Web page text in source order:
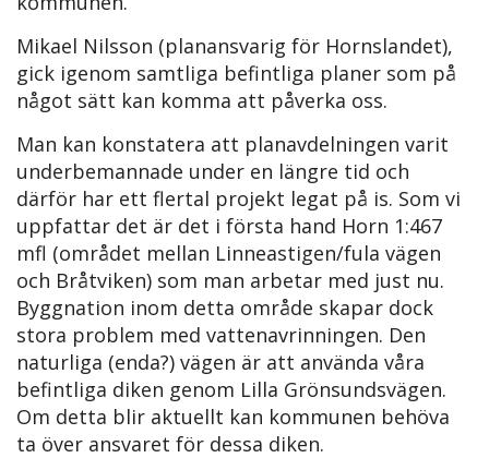
Mikael Nilsson (planansvarig för Hornslandet),
gick igenom samtliga befintliga planer som på
något sätt kan komma att påverka oss.
Man kan konstatera att planavdelningen varit
underbemannade under en längre tid och
därför har ett flertal projekt legat på is. Som vi
uppfattar det är det i första hand Horn 1:467
mfl (området mellan Linneastigen/fula vägen
och Bråtviken) som man arbetar med just nu.
Byggnation inom detta område skapar dock
stora problem med vattenavrinningen. Den
naturliga (enda?) vägen är att använda våra
befintliga diken genom Lilla Grönsundsvägen.
Om detta blir aktuellt kan kommunen behöva
ta över ansvaret för dessa diken.